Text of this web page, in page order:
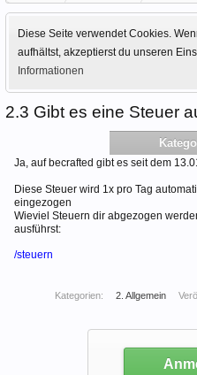
Diese Seite verwendet Cookies.
aufhältst, akzeptierst du unseren
Informationen
2.3 Gibt es eine Steuer
Ja, auf becrafted gibt es seit dem
Diese Steuer wird 1x pro Tag
eingezogen
Wieviel Steuern dir abgezogen
ausführst:
/steuern
Kategorien: 2. Allgemein